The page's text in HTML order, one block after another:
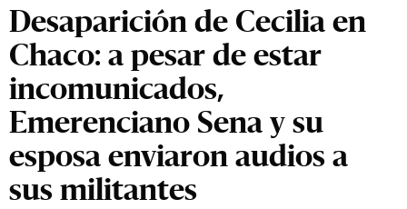
Desaparición de Cecilia en
Chaco: a pesar de estar
incomunicados,
Emerenciano Sena y su
esposa enviaron audios a
sus militantes